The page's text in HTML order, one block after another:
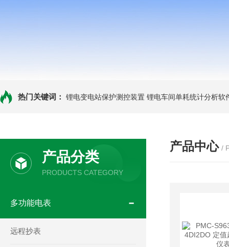
热门关键词： 锂电变电站保护测控装置 锂电车间单耗统计分析软
产品分类
PRODUCTS CATEGORY
多功能电表
远程抄表
产品中心 /